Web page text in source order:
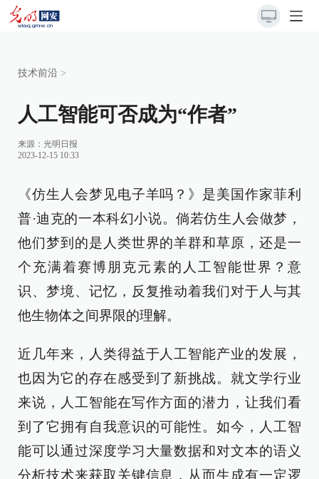
技术前沿 >
人工智能可否成为“作者”
来源： 光明日报
2023-12-15 10:33
《仿生人会梦见电子羊吗？》是美国作家菲利
普·迪克的一本科幻小说。倘若仿生人会做梦，
他们梦到的是人类世界的羊群和草原，还是一
个充满着赛博朋克元素的人工智能世界？意
识、梦境、记忆，反复推动着我们对于人与其
他生物体之间界限的理解。
近几年来，人类得益于人工智能产业的发展，
也因为它的存在感受到了新挑战。就文学行业
来说，人工智能在写作方面的潜力，让我们看
到了它拥有自我意识的可能性。如今，人工智
能可以通过深度学习大量数据和对文本的语义
分析技术来获取关键信息，从而生成有一定逻